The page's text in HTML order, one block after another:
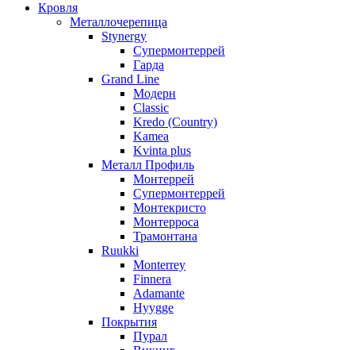
Кровля
Металлочерепица
Stynergy
Супермонтеррей
Гарда
Grand Line
Модерн
Classic
Kredo (Country)
Kamea
Kvinta plus
Металл Профиль
Монтеррей
Супермонтеррей
Монтекристо
Монтерроса
Трамонтана
Ruukki
Monterrey
Finnera
Adamante
Hyygge
Покрытия
Пурал